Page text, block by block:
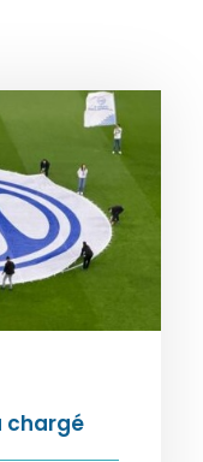
chargé